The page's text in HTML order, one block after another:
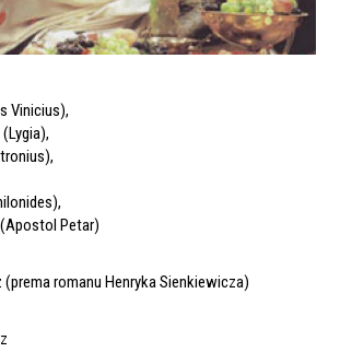
Vinicius),
,
,
,
Petar)
romanu Henryka Sienkiewicza)